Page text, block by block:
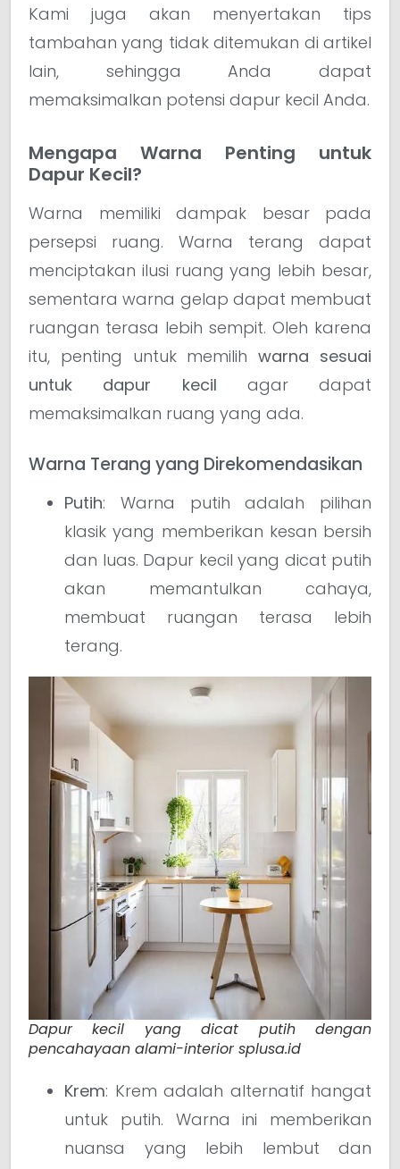
Kami juga akan menyertakan tips
tambahan yang tidak ditemukan di artikel
lain, sehingga Anda dapat
memaksimalkan potensi dapur kecil Anda.
Mengapa Warna Penting untuk
Dapur Kecil?
Warna memiliki dampak besar pada
persepsi ruang. Warna terang dapat
menciptakan ilusi ruang yang lebih besar,
sementara warna gelap dapat membuat
ruangan terasa lebih sempit. Oleh karena
itu, penting untuk memilihwarna sesuai
untuk dapur kecil agar dapat
memaksimalkan ruang yang ada.
Warna Terang yang Direkomendasikan
Putih: Warna putih adalah pilihan
klasik yang memberikan kesan bersih
dan luas. Dapur kecil yang dicat putih
akan memantulkan cahaya,
membuat ruangan terasa lebih
terang.
Dapur kecil yang dicat putih dengan
pencahayaan alami-interior splusa.id
Krem: Krem adalah alternatif hangat
untuk putih. Warna ini memberikan
nuansa yang lebih lembut dan